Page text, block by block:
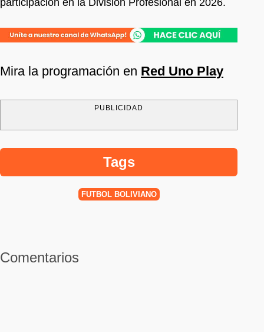
Mira la programación en Red Uno Play
PUBLICIDAD
Tags
FÚTBOL BOLIVIANO
Comentarios